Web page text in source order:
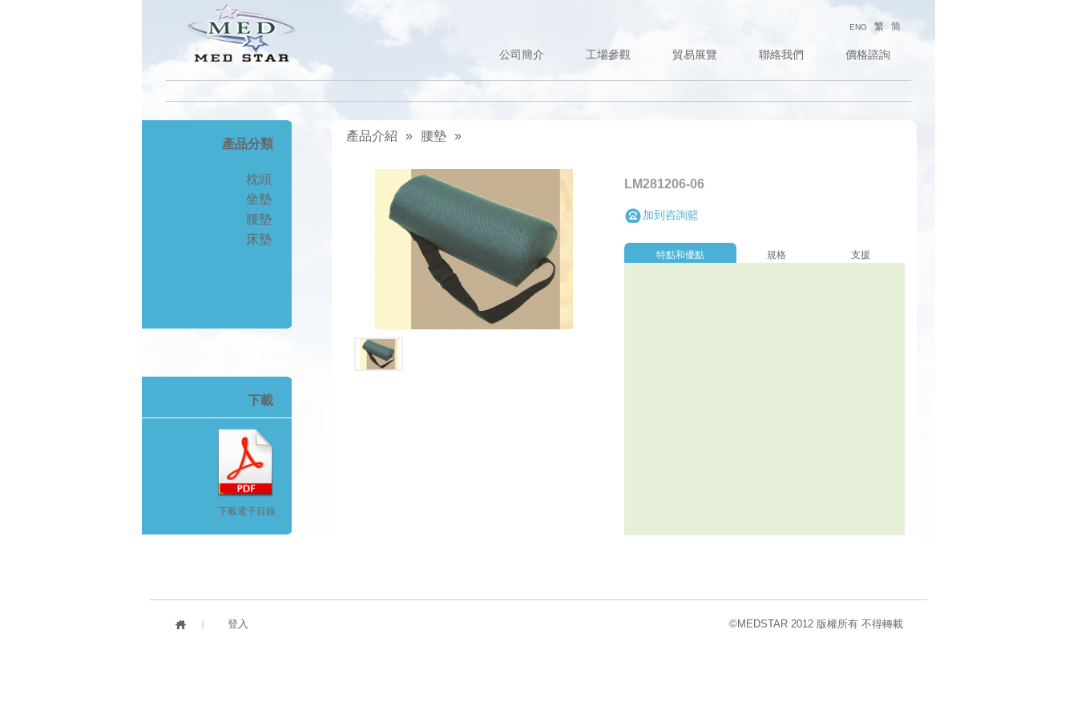
ENG 繁 简
公司簡介 工場參觀 貿易展覽 聯絡我們 價格諮詢
產品分類
枕頭
坐墊
腰墊
床墊
下載
下載電子目錄
產品介紹 » 腰墊 »
LM281206-06
加到咨詢籃
特點和優點 規格 支援
登入 ©MEDSTAR 2012 版權所有 不得轉載